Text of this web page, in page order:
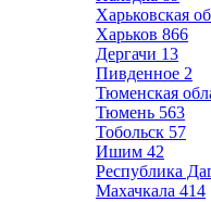
Харьковская
Харьков 866
Дергачи 13
Пивденное 2
Тюменская
Тюмень 563
Тобольск 57
Ишим 42
Республика
Махачкала 414